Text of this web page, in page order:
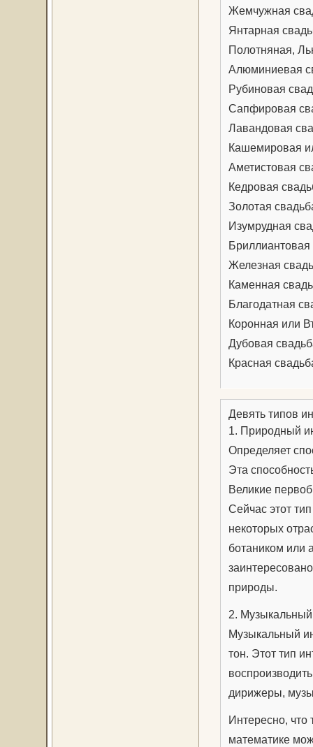
Жемчужная
Янтарная
Полотняная,
Алюминиевая
Рубиновая
Сапфировая
Лавандовая
Кашемировая
Аметистовая
Кедровая
Золотая
Изумрудная
Железная
Каменная
Благодатная
Коронная или
Дубовая
Красная
Девять типов
1. Природный
Определяет
Эта
Великие
Сейчас этот
некоторых
ботаником или
природы.
2. Музыкальный
Музыкальный
тон. Этот тип
дирижеры,
Интересно, что
математике